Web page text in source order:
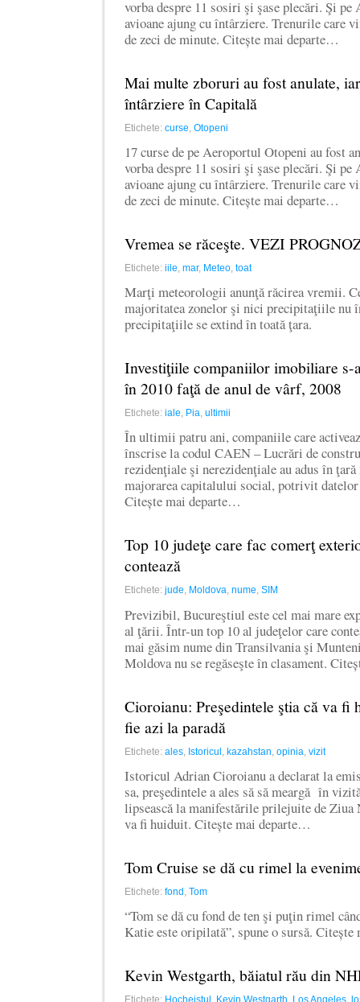
vorba despre 11 sosiri şi şase plecări. Şi pe
avioane ajung cu întârziere. Trenurile care
de zeci de minute. Citește mai departe…
Mai multe zboruri au fost anulate,
întârziere în Capitală
Etichete: curse Otopeni
17 curse de pe Aeroportul Otopeni au fost
vorba despre 11 sosiri şi şase plecări. Şi pe
avioane ajung cu întârziere. Trenurile care
de zeci de minute. Citește mai departe…
Vremea se răceşte. VEZI
Etichete: iile mar, Meteo toat
Marţi meteorologii anunţă răcirea vremii.
majoritatea zonelor şi nici precipitaţiile nu
precipitaţiile se extind în toată ţara.
Investiţiile companiilor imobiliare s-
în 2010 faţă de anul de vârf, 2008
Etichete: iale Pia ultimii
În ultimii patru ani, companiile care
înscrise la codul CAEN – Lucrări de
rezidenţiale şi nerezidenţiale au adus în
majorarea capitalului social, potrivit
Citește mai departe…
Top 10 judeţe care fac comerţ
contează
Etichete: jude Moldova nume SIM
Previzibil, Bucureştiul este cel mai mare
al ţării. Într-un top 10 al judeţelor care
mai găsim nume din Transilvania şi
Moldova nu se regăseşte în clasament.
Cioroianu: Preşedintele ştia că va fi
fie azi la paradă
Etichete: ales Istoricul kazahstan opinia vizit
Istoricul Adrian Cioroianu a declarat la
sa, preşedintele a ales să să meargă în
lipsească la manifestările prilejuite de Ziua
va fi huiduit. Citește mai departe…
Tom Cruise se dă cu rimel la
Etichete: fond Tom
“Tom se dă cu fond de ten şi puţin rimel
Katie este oripilată”, spune o sursă.
Kevin Westgarth, băiatul rău din
Etichete: Hocheistul Kevin Westgarth Los Angeles